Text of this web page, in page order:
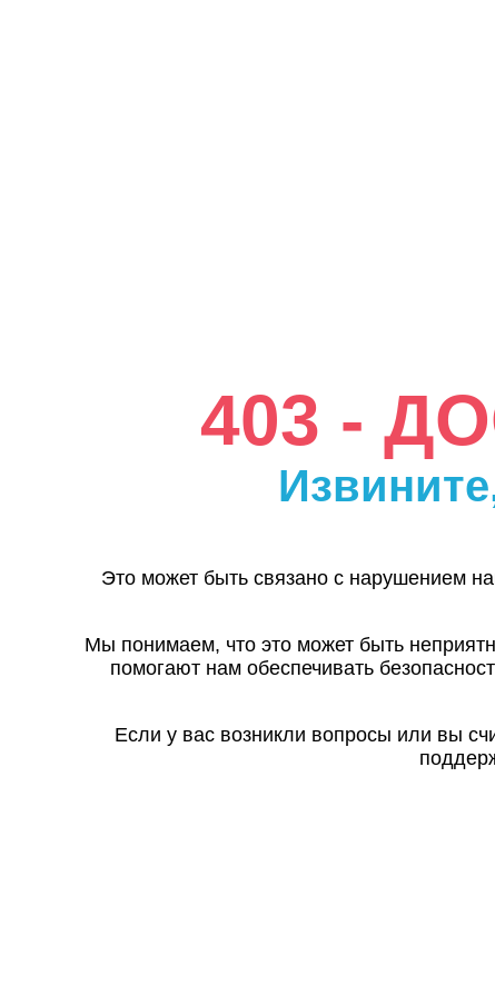
403 -
Это может быть связано с нарушением
Мы понимаем, что это может быть
помогают нам обеспечивать
Если у вас возникли вопросы или вы